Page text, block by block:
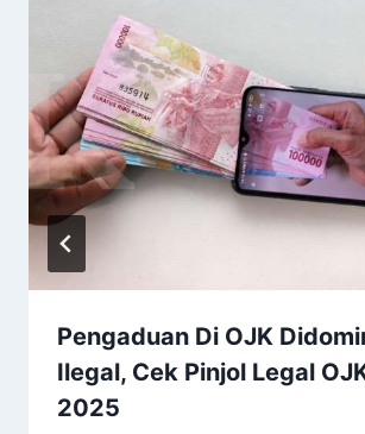
Pengaduan Di OJK
Ilegal, Cek Pinjol Legal
2025